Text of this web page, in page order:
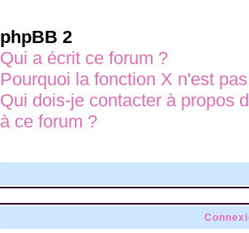
phpBB 2
Qui a écrit ce forum ?
Pourquoi la fonction X n'est
Qui dois-je contacter à propos
à ce forum ?